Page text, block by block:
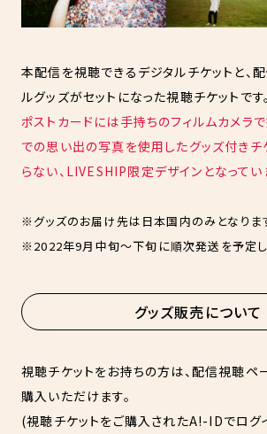
本配信を視聴できるデジタルチケットと、
ルグッズがセットになった視聴チケットです。
ポストカードには手持ちのフィルムカメラ
での思い出の写真を使用したグッズ付きチ
らない、LIVESHIP限定デザインとなってい
※グッズのお届け先は日本国内のみとなります
※2022年9月中旬～下旬に順次発送を予定し
グッズ販売について
視聴チケットをお持ちの方は、配信視聴ペ
購入いただけます。
(視聴チケットをご購入されたA!-IDでログ